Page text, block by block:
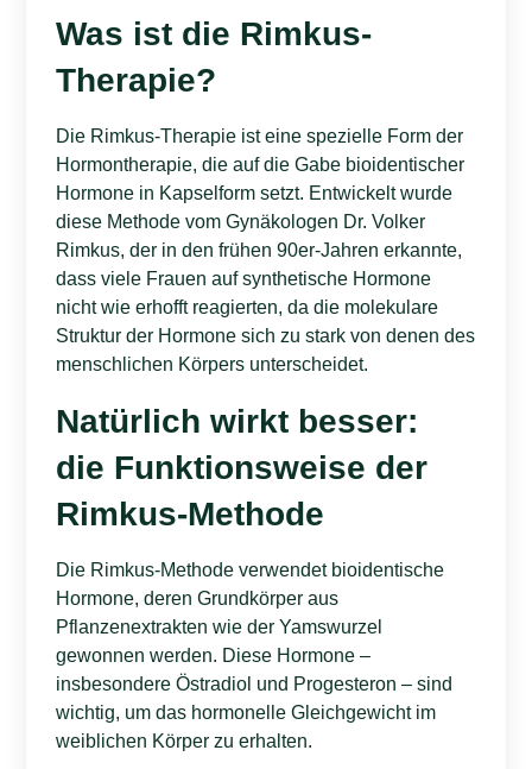
Was ist die Rimkus-
Therapie?
Die Rimkus-Therapie ist eine spezielle Form der
Hormontherapie, die auf die Gabe bioidentischer
Hormone in Kapselform setzt. Entwickelt wurde
diese Methode vom Gynäkologen Dr. Volker
Rimkus, der in den frühen 90er-Jahren erkannte,
dass viele Frauen auf synthetische Hormone
nicht wie erhofft reagierten, da die molekulare
Struktur der Hormone sich zu stark von denen des
menschlichen Körpers unterscheidet.
Natürlich wirkt besser:
die Funktionsweise der
Rimkus-Methode
Die Rimkus-Methode verwendet bioidentische
Hormone, deren Grundkörper aus
Pflanzenextrakten wie der Yamswurzel
gewonnen werden. Diese Hormone –
insbesondere Östradiol und Progesteron – sind
wichtig, um das hormonelle Gleichgewicht im
weiblichen Körper zu erhalten.